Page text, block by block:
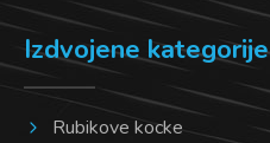
Izdvojene kategorije
Rubikove kocke